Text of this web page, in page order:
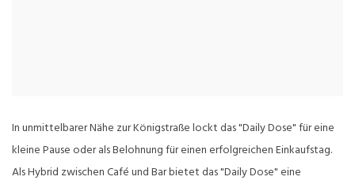
In unmittelbarer Nähe zur Königstraße lockt das "Daily Dose" für eine
kleine Pause oder als Belohnung für einen erfolgreichen Einkaufstag.
Als Hybrid zwischen Café und Bar bietet das "Daily Dose" eine